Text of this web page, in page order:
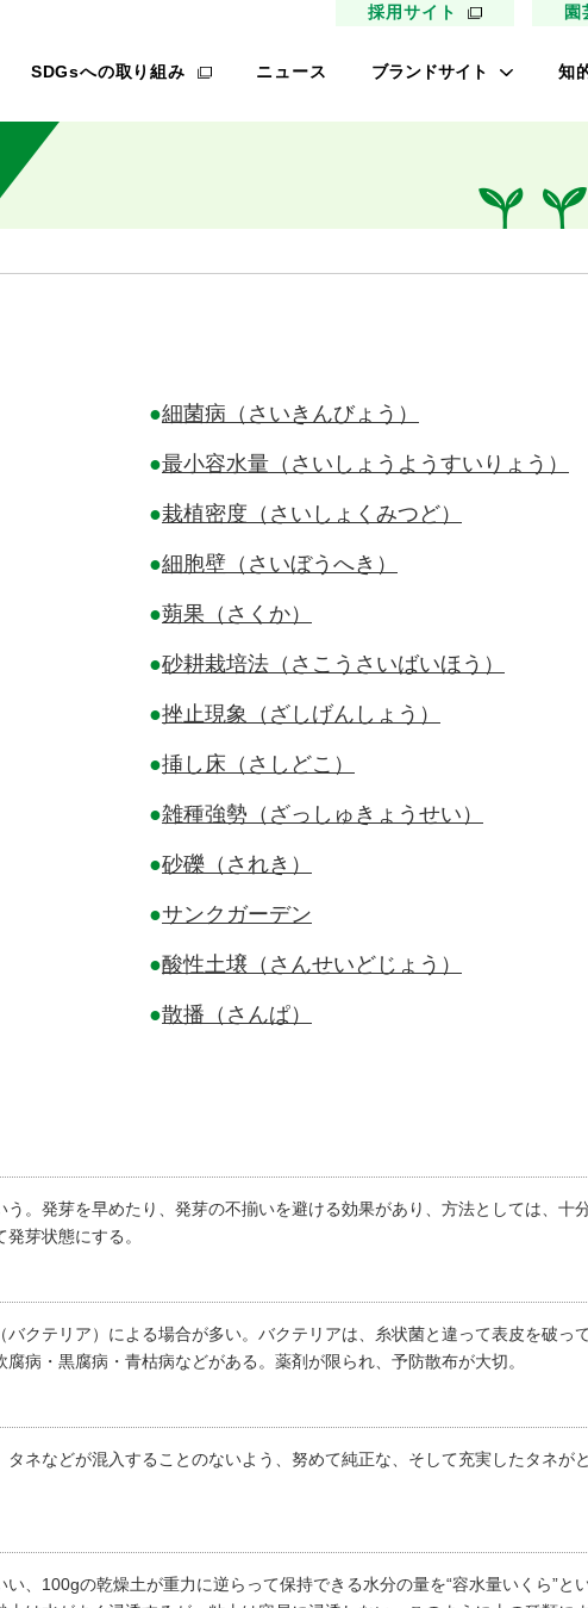
採用サイト 園
発
について
SDGsへの取り組み ニュース ブランドサイト
オキソパワー５
ロメインレタス ロマリア
UETE
知
●細菌病（さいきんびょう）
●最小容水量（さいしょうようすいりょう）
●栽植密度（さいしょくみつど）
●細胞壁（さいぼうへき）
●蒴果（さくか）
●砂耕栽培法（さこうさいばいほう）
●挫止現象（ざしげんしょう）
●挿し床（さしどこ）
●雑種強勢（ざっしゅきょうせい）
●砂礫（されき）
●サンクガーデン
●酸性土壌（さんせいどじょう）
●散播（さんぱ）
。発芽を早めたり、発芽の不揃いを避ける効果があり、方法としては、十
芽状態にする。
クテリア）による場合が多い。バクテリアは、糸状菌と違って表皮を破っ
病・黒腐病・青枯病などがある。薬剤が限られ、予防散布が大切。
ネなどが混入することのないよう、努めて純正な、そして充実したタネが
、100gの乾燥土が重力に逆らって保持できる水分の量を“容水量いくら”と